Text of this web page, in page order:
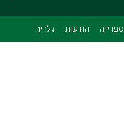
ספרייה הודעות גלריה